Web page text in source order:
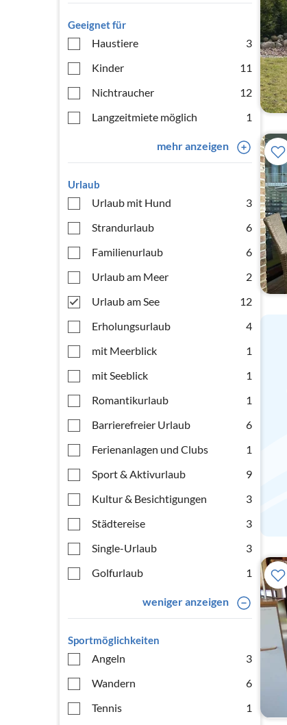
Geeignet für
Haustiere
3
Kinder
11
Nichtraucher
12
Langzeitmiete möglich
1
mehr anzeigen
Urlaub
Urlaub mit Hund
3
Strandurlaub
6
Familienurlaub
6
Urlaub am Meer
2
Urlaub am See
12
Erholungsurlaub
4
mit Meerblick
1
mit Seeblick
1
Romantikurlaub
1
Barrierefreier Urlaub
6
Ferienanlagen und Clubs
1
Sport & Aktivurlaub
9
Kultur & Besichtigungen
3
Städtereise
3
Single-Urlaub
3
Golfurlaub
1
weniger anzeigen
Sportmöglichkeiten
Angeln
3
Wandern
6
Tennis
1